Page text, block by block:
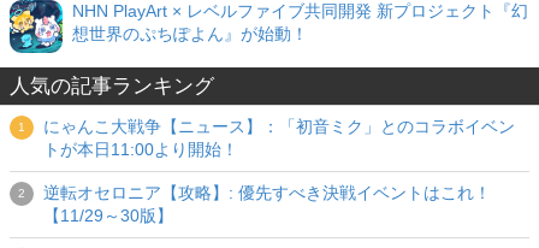
NHN PlayArt × レベルファイブ共同開発 新プロジェクト『幻
想世界のぷちぽよん』が始動！
人気の記事ランキング
にゃんこ大戦争【ニュース】：「初音ミク」とのコラボイベン
トが本日11:00より開始！
逆転オセロニア【攻略】: 優先すべき決戦イベントはこれ！
【11/29～30版】